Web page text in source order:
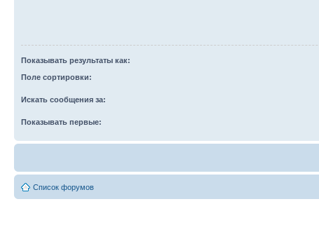
Показывать результаты как:
Поле сортировки:
Искать сообщения за:
Показывать первые:
Список форумов